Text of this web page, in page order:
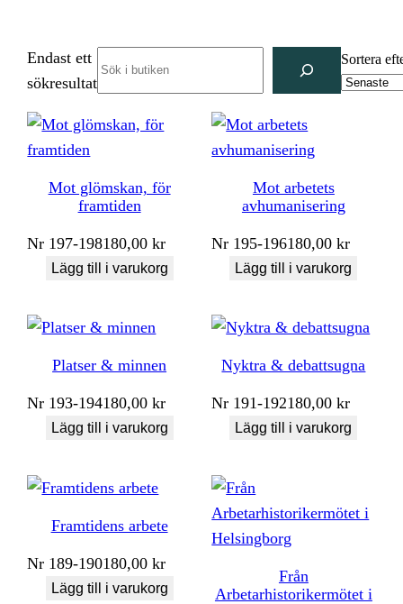
Endast ett
sökresultat
Sortera
Mot glömskan, för
framtiden
Nr 197-198180,00kr
Lägg till i varukorg
Mot arbetets
avhumanisering
Nr 195-196180,00kr
Lägg till i varukorg
Platser & minnen
Nr 193-194180,00kr
Lägg till i varukorg
Nyktra & debattsugna
Nr 191-192180,00kr
Lägg till i varukorg
Framtidens arbete
Nr 189-190180,00kr
Lägg till i varukorg
Från
Arbetarhistorikermötet i